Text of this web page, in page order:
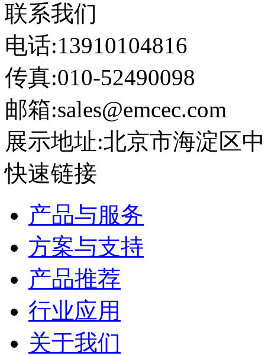
联系我们
电话:13910104816
传真:010-52490098
邮箱:sales@emcec.com
展示地址:北京市海淀区
快速链接
产品与服务
方案与支持
产品推荐
行业应用
关于我们